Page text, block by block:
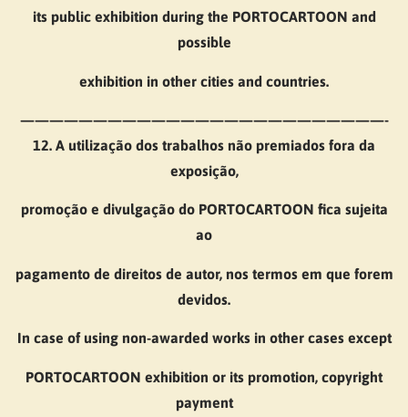
its public exhibition during the PORTOCARTOON and
possible
exhibition in other cities and countries.
—————————————————————————-
12. A utilização dos trabalhos não premiados fora da
exposição,
promoção e divulgação do PORTOCARTOON fica sujeita
ao
pagamento de direitos de autor, nos termos em que forem
devidos.
In case of using non-awarded works in other cases except
PORTOCARTOON exhibition or its promotion, copyright
payment